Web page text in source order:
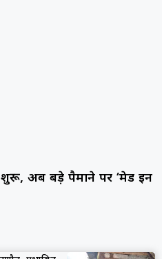
शुरू, अब बड़े पैमाने पर ‘मेड इन